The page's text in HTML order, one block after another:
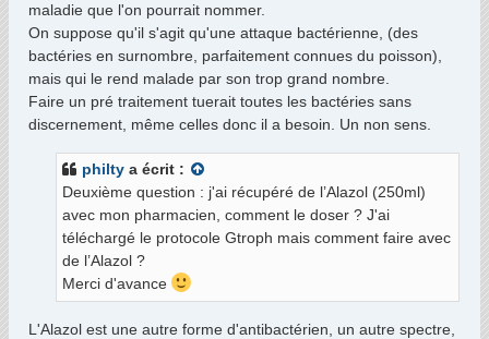
maladie que l'on pourrait nommer.
On suppose qu'il s'agit qu'une attaque bactérienne, (des
bactéries en surnombre, parfaitement connues du poisson),
mais qui le rend malade par son trop grand nombre.
Faire un pré traitement tuerait toutes les bactéries sans
discernement, même celles donc il a besoin. Un non sens.
philty a écrit :
Deuxième question : j'ai récupéré de l’Alazol (250ml)
avec mon pharmacien, comment le doser ? J'ai
téléchargé le protocole Gtroph mais comment faire avec
de l’Alazol ?
Merci d'avance
L'Alazol est une autre forme d'antibactérien, un autre spectre,